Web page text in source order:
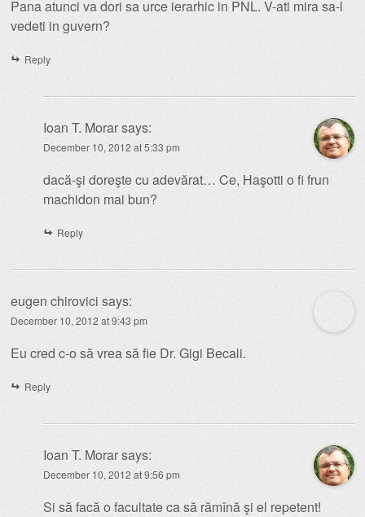
Pana atunci va dori sa urce ierarhic in PNL. V-ati mira sa-l
vedeti in guvern?
Reply
Ioan T. Morarsays:
December 10, 2012 at 5:33 pm
dacă-şi doreşte cu adevărat… Ce, Haşotti o fi frun
machidon mai bun?
Reply
eugen chirovici says:
December 10, 2012 at 9:43 pm
Eu cred c-o să vrea să fie Dr. Gigi Becali.
Reply
Ioan T. Morarsays:
December 10, 2012 at 9:56 pm
Si să facă o facultate ca să rămînă şi el repetent!